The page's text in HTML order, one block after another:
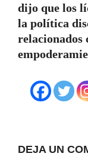
dijo que los
la política
relacionados
DEJA UN